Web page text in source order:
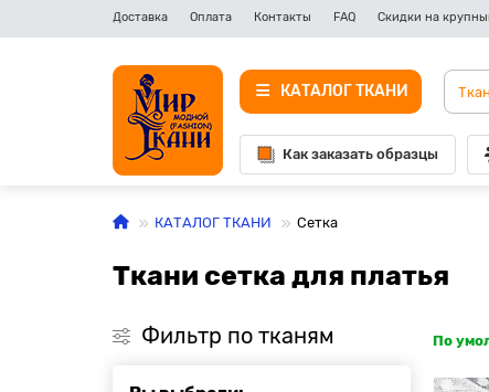
Доставка Оплата Контакты FAQ Скидки на
КАТАЛОГ ТКАНИ
Как заказать образцы
КАТАЛОГ ТКАНИ Сетка
Ткани сетка для платья
Фильтр по тканям По